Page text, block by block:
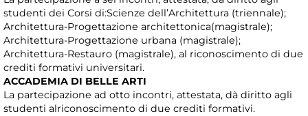
studenti dei Corsi di:Scienze dell’Architettura (triennale);
Architettura-Progettazione architettonica(magistrale);
Architettura-Progettazione urbana (magistrale);
Architettura-Restauro (magistrale), al riconoscimento di due
crediti formativi universitari.
ACCADEMIA DI BELLE ARTI
La partecipazione ad otto incontri, attestata, dà diritto agli
studenti alriconoscimento di due crediti formativi.